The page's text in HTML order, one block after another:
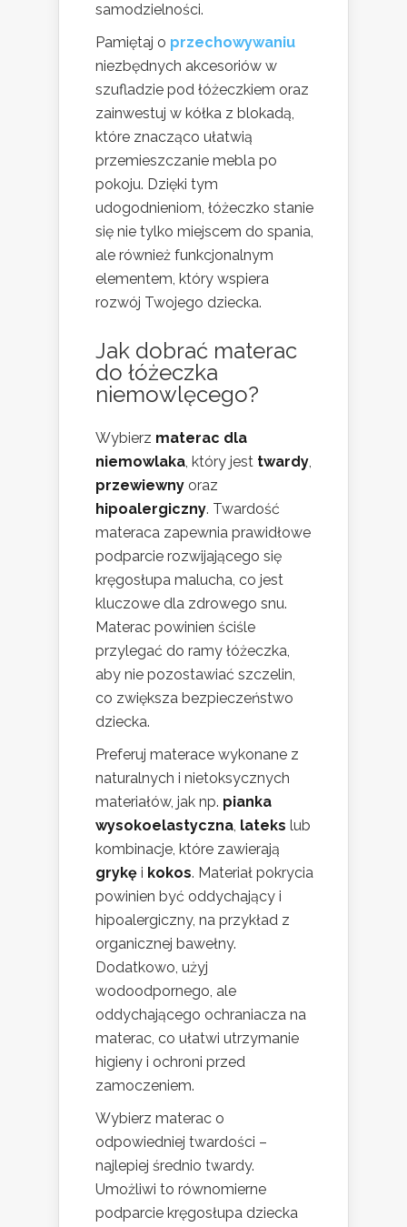
samodzielności.
Pamiętaj o przechowywaniu
niezbędnych akcesoriów w
szufladzie pod łóżeczkiem oraz
zainwestuj w kółka z blokadą,
które znacząco ułatwią
przemieszczanie mebla po
pokoju. Dzięki tym
udogodnieniom, łóżeczko stanie
się nie tylko miejscem do spania,
ale również funkcjonalnym
elementem, który wspiera
rozwój Twojego dziecka.
Jak dobrać materac
do łóżeczka
niemowlęcego?
Wybierz materac dla
niemowlaka, który jest twardy,
przewiewny oraz
hipoalergiczny. Twardość
materaca zapewnia prawidłowe
podparcie rozwijającego się
kręgosłupa malucha, co jest
kluczowe dla zdrowego snu.
Materac powinien ściśle
przylegać do ramy łóżeczka,
aby nie pozostawiać szczelin,
co zwiększa bezpieczeństwo
dziecka.
Preferuj materace wykonane z
naturalnych i nietoksycznych
materiałów, jak np. pianka
wysokoelastyczna, lateks lub
kombinacje, które zawierają
grykę i kokos. Materiał pokrycia
powinien być oddychający i
hipoalergiczny, na przykład z
organicznej bawełny.
Dodatkowo, użyj
wodoodpornego, ale
oddychającego ochraniacza na
materac, co ułatwi utrzymanie
higieny i ochroni przed
zamoczeniem.
Wybierz materac o
odpowiedniej twardości –
najlepiej średnio twardy.
Umożliwi to równomierne
podparcie kręgosłupa dziecka